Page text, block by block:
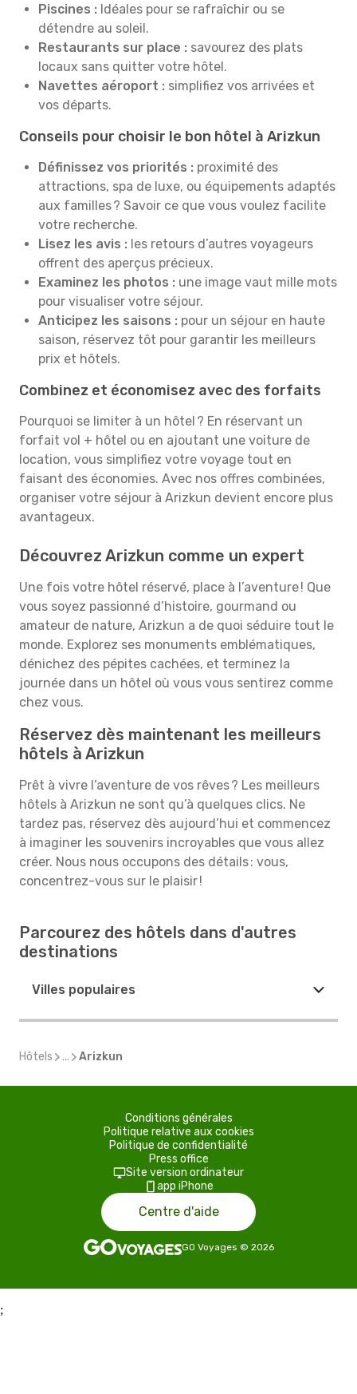
Piscines : Idéales pour se rafraîchir ou se
détendre au soleil.
Restaurants sur place : savourez des plats
locaux sans quitter votre hôtel.
Navettes aéroport : simplifiez vos arrivées et
vos départs.
Conseils pour choisir le bon hôtel à Arizkun
Définissez vos priorités : proximité des
attractions, spa de luxe, ou équipements adaptés
aux familles ? Savoir ce que vous voulez facilite
votre recherche.
Lisez les avis : les retours d’autres voyageurs
offrent des aperçus précieux.
Examinez les photos : une image vaut mille mots
pour visualiser votre séjour.
Anticipez les saisons : pour un séjour en haute
saison, réservez tôt pour garantir les meilleurs
prix et hôtels.
Combinez et économisez avec des forfaits
Pourquoi se limiter à un hôtel ? En réservant un
forfait vol + hôtel ou en ajoutant une voiture de
location, vous simplifiez votre voyage tout en
faisant des économies. Avec nos offres combinées,
organiser votre séjour à Arizkun devient encore plus
avantageux.
Découvrez Arizkun comme un expert
Une fois votre hôtel réservé, place à l’aventure ! Que
vous soyez passionné d’histoire, gourmand ou
amateur de nature, Arizkun a de quoi séduire tout le
monde. Explorez ses monuments emblématiques,
dénichez des pépites cachées, et terminez la
journée dans un hôtel où vous vous sentirez comme
chez vous.
Réservez dès maintenant les meilleurs
hôtels à Arizkun
Prêt à vivre l’aventure de vos rêves ? Les meilleurs
hôtels à Arizkun ne sont qu’à quelques clics. Ne
tardez pas, réservez dès aujourd’hui et commencez
à imaginer les souvenirs incroyables que vous allez
créer. Nous nous occupons des détails : vous,
concentrez-vous sur le plaisir !
Parcourez des hôtels dans d'autres
destinations
Villes populaires
Hôtels ... Arizkun
Conditions générales
Politique relative aux cookies
Politique de confidentialité
Press office
Site version ordinateur
app iPhone
Centre d'aide
GO Voyages © 2026
;